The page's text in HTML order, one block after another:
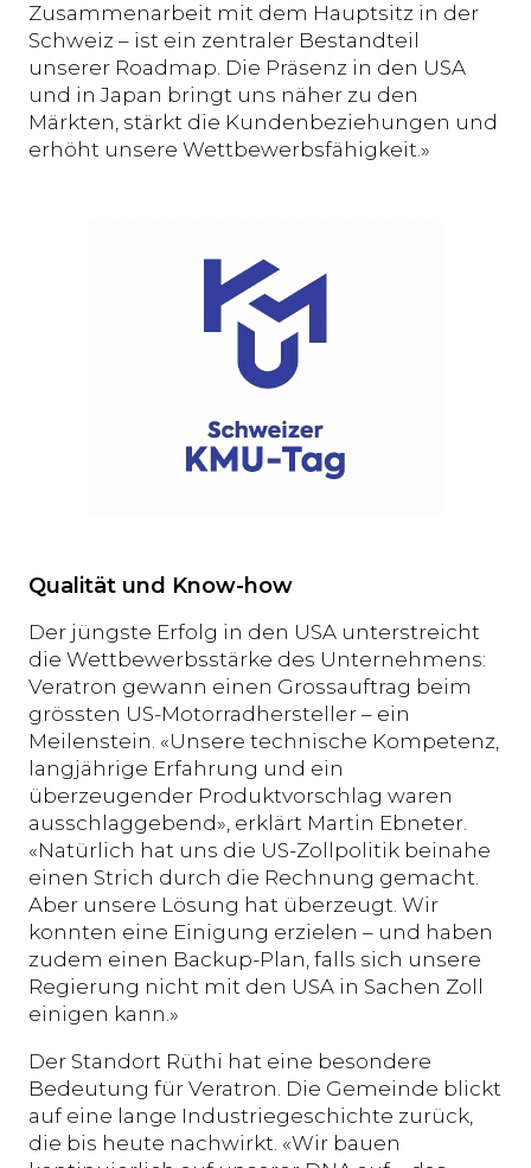
Zusammenarbeit mit dem Hauptsitz in der
Schweiz – ist ein zentraler Bestandteil
unserer Roadmap. Die Präsenz in den USA
und in Japan bringt uns näher zu den
Märkten, stärkt die Kundenbeziehungen und
erhöht unsere Wettbewerbsfähigkeit.»
Qualität und Know-how
Der jüngste Erfolg in den USA unterstreicht
die Wettbewerbsstärke des Unternehmens:
Veratron gewann einen Grossauftrag beim
grössten US-Motorradhersteller – ein
Meilenstein. «Unsere technische Kompetenz,
langjährige Erfahrung und ein
überzeugender Produktvorschlag waren
ausschlaggebend», erklärt Martin Ebneter.
«Natürlich hat uns die US-Zollpolitik beinahe
einen Strich durch die Rechnung gemacht.
Aber unsere Lösung hat überzeugt. Wir
konnten eine Einigung erzielen – und haben
zudem einen Backup-Plan, falls sich unsere
Regierung nicht mit den USA in Sachen Zoll
einigen kann.»
Der Standort Rüthi hat eine besondere
Bedeutung für Veratron. Die Gemeinde blickt
auf eine lange Industriegeschichte zurück,
die bis heute nachwirkt. «Wir bauen